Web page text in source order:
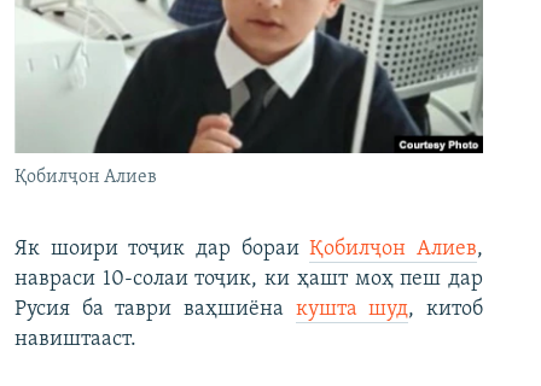
Қобилҷон Алиев
Як шоири тоҷик дар бораиҚобилҷон Алиев,
навраси 10-солаи тоҷик, ки ҳашт моҳ пеш дар
Русия ба таври ваҳшиёна кушта шуд, китоб
навиштааст.